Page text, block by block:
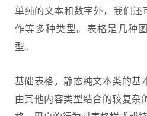
单纯的文本和数字外，我们
作等多种类型。表格是几种
型。
基础表格，静态纯文本类的基
由其他内容类型结合的较复杂